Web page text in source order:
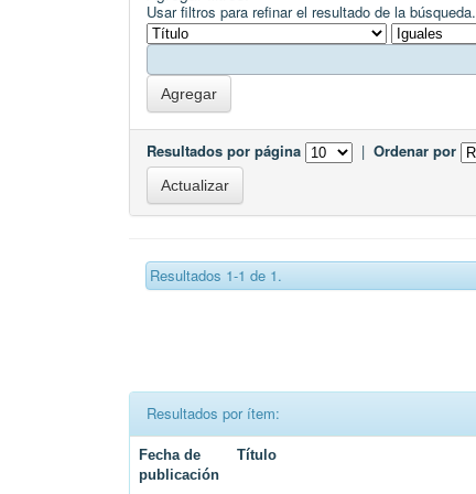
Usar filtros para refinar el resultado de la búsqueda.
Resultados por página | Ordenar por
Resultados 1-1 de 1.
Resultados por ítem:
Fecha de
publicación
Título